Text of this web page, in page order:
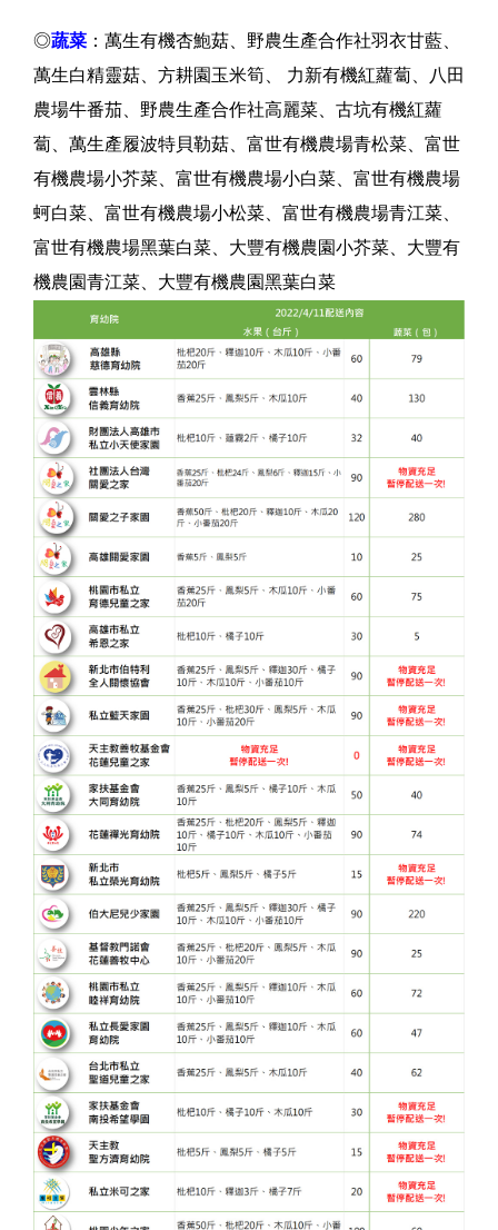
◎蔬菜 ：萬生有機杏鮑菇、野農生產合作社羽衣甘藍、
萬生白精靈菇、方耕園玉米筍、 力新有機紅蘿蔔、八田
農場牛番茄、野農生產合作社高麗菜、古坑有機紅蘿
蔔、萬生產履波特貝勒菇、富世有機農場青松菜、富世
有機農場小芥菜、富世有機農場小白菜、富世有機農場
蚵白菜、富世有機農場小松菜、富世有機農場青江菜、
富世有機農場黑葉白菜、大豐有機農園小芥菜、大豐有
機農園青江菜、大豐有機農園黑葉白菜